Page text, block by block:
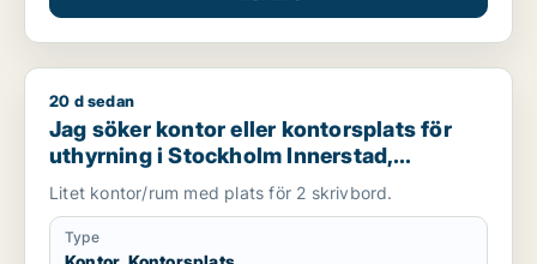
Jag söker kontor eller kontorsplats för uthyrning i
20 d sedan
Jag söker kontor eller kontorsplats för
uthyrning i Stockholm Innerstad,
Kungsholmen eller Vasastan m.fl.
Litet kontor/rum med plats för 2 skrivbord.
Type